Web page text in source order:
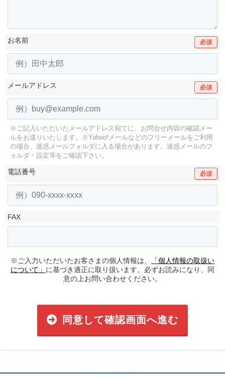
お名前 必須
メールアドレス 必須
※ご記入いただいたメールアドレス宛てに、お問合せ内容の確認メー
ルをお送りいたします。
※Yahoo!メールなどのフリーメールをご利用
の場合、迷惑メールフォルダに入る場合があります。 迷惑メールのフ
ォルダ・設定等をご確認下さい。
電話番号 必須
FAX
※ご入力いただいたお客さまの個人情報は、
「個人情報の取扱い
について」 に基づき適正に取り扱います。必ずお読みになり、同
意の上お問い合わせください。
同意して確認画面へ進む